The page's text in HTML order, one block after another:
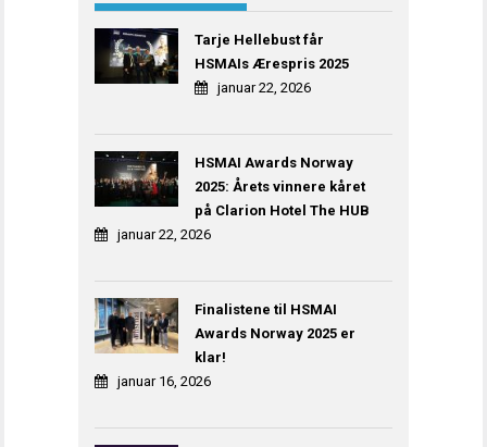
Tarje Hellebust får
HSMAIs Ærespris 2025
januar 22, 2026
HSMAI Awards Norway
2025: Årets vinnere kåret
på Clarion Hotel The HUB
januar 22, 2026
Finalistene til HSMAI
Awards Norway 2025 er
klar!
januar 16, 2026